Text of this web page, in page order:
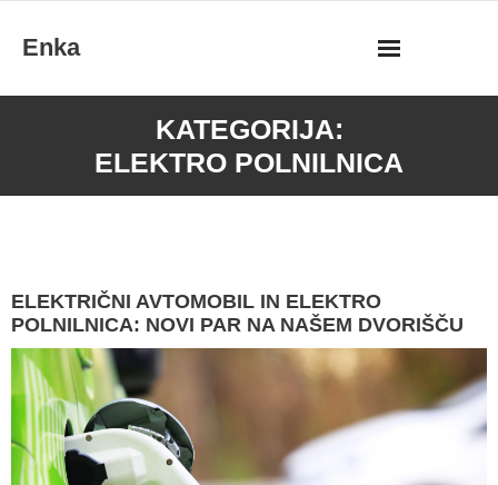
Enka
KATEGORIJA:
ELEKTRO POLNILNICA
ELEKTRIČNI AVTOMOBIL IN ELEKTRO
POLNILNICA: NOVI PAR NA NAŠEM DVORIŠČU